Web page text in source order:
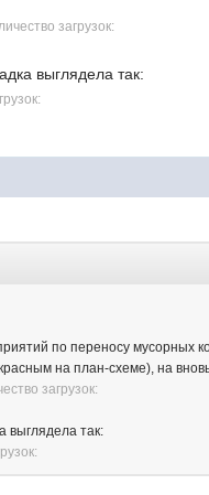
загрузок:
выглядела так:
по переносу
на план-схеме), на
загрузок:
выглядела так: